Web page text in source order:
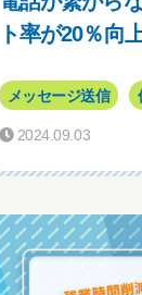
ト率が20％向
メッセージ送信
2024.09.03